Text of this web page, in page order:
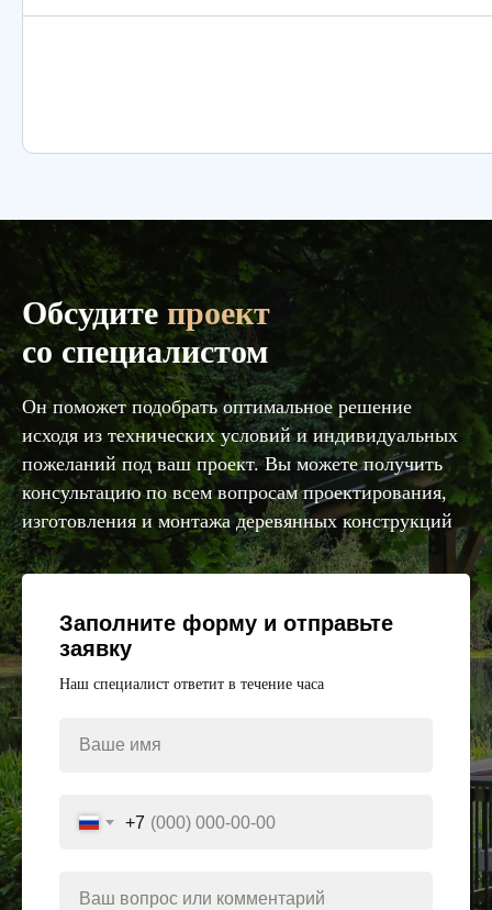
Обсудите проект
со специалистом
Он поможет подобрать оптимальное решение
исходя из технических условий и индивидуальных
пожеланий под ваш проект. Вы можете получить
консультацию по всем вопросам проектирования,
изготовления и монтажа деревянных конструкций
Заполните форму и отправьте
заявку
Наш специалист ответит в течение часа
Ваше имя
+7
Ваш вопрос или комментарий